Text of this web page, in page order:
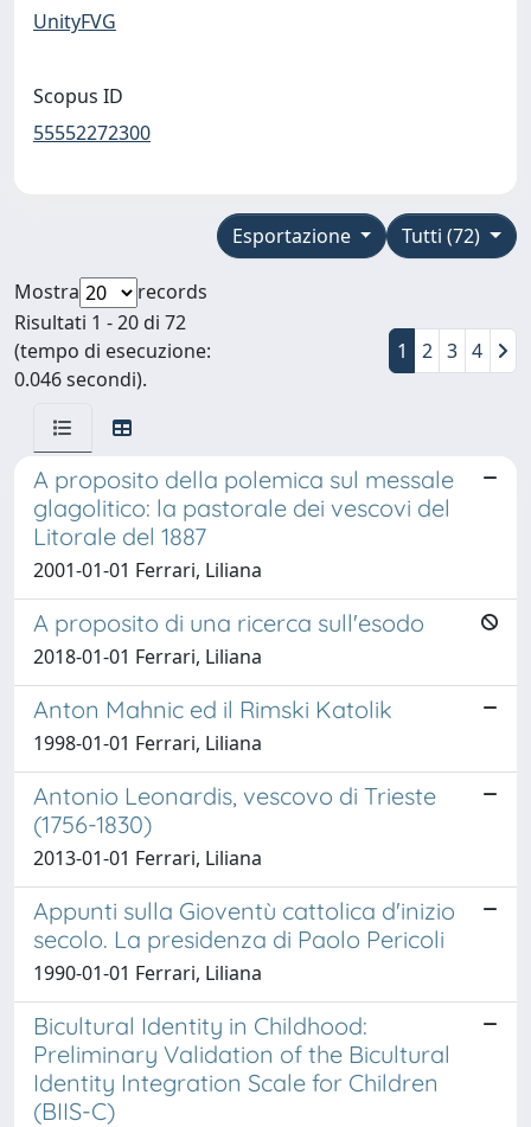
UnityFVG
Scopus ID
55552272300
Tutti (72)
Esportazione
Mostra
records
Risultati 1 - 20 di 72
(tempo di esecuzione:
0.046 secondi).
1 2 3 4
A proposito della polemica sul messale
glagolitico: la pastorale dei vescovi del
Litorale del 1887
2001-01-01 Ferrari, Liliana
A proposito di una ricerca sull'esodo
2018-01-01 Ferrari, Liliana
Anton Mahnic ed il Rimski Katolik
1998-01-01 Ferrari, Liliana
Antonio Leonardis, vescovo di Trieste
(1756-1830)
2013-01-01 Ferrari, Liliana
Appunti sulla Gioventù cattolica d'inizio
secolo. La presidenza di Paolo Pericoli
1990-01-01 Ferrari, Liliana
Bicultural Identity in Childhood:
Preliminary Validation of the Bicultural
Identity Integration Scale for Children
(BIIS-C)